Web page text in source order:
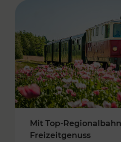
Mit Top-
Freizeitgenuss